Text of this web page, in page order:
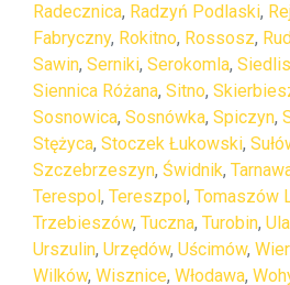
Radecznica, Radzyń Podlaski,
Fabryczny, Rokitno, Rossosz,
Sawin, Serniki, Serokomla,
Siennica Różana, Sitno,
Sosnowica, Sosnówka, Spiczyn,
Stężyca, Stoczek Łukowski,
Szczebrzeszyn, Świdnik,
Terespol, Tereszpol, Tomaszów
Trzebieszów, Tuczna, Turobin,
Urszulin, Urzędów, Uścimów,
Wilków, Wisznice, Włodawa,